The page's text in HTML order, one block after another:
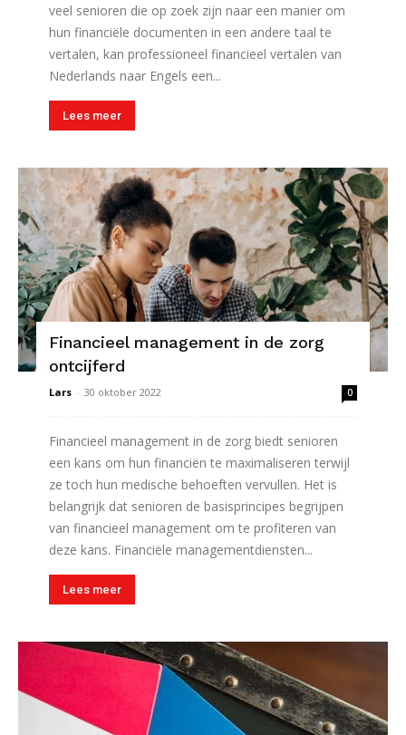
veel senioren die op zoek zijn naar een manier om
hun financiële documenten in een andere taal te
vertalen, kan professioneel financieel vertalen van
Nederlands naar Engels een...
Lees meer
Financieel management in de zorg
ontcijferd
Lars - 30 oktober 2022 0
Financieel management in de zorg biedt senioren
een kans om hun financiën te maximaliseren terwijl
ze toch hun medische behoeften vervullen. Het is
belangrijk dat senioren de basisprincipes begrijpen
van financieel management om te profiteren van
deze kans. Financiële managementdiensten...
Lees meer